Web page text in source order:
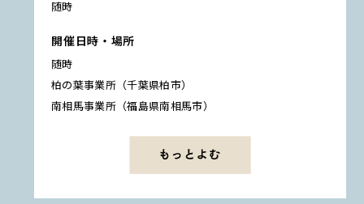
随時
開催日時・場所
随時
柏の葉事業所（千葉県柏市）
南相馬事業所（福島県南相馬市）